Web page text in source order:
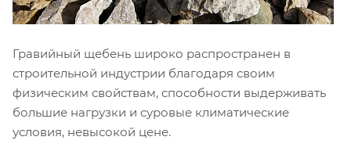
Гравийный щебень широко распространен в
строительной индустрии благодаря своим
физическим свойствам, способности выдерживать
большие нагрузки и суровые климатические
условия, невысокой цене.